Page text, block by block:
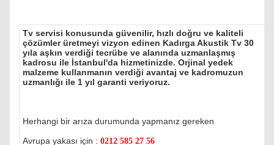
Tv servisi konusunda güvenilir, hızlı doğru ve kaliteli
çözümler üretmeyi vizyon edinen Kadırga Akustik Tv 30
yıla aşkın verdiği tecrübe ve alanında uzmanlaşmış
kadrosu ile İstanbul'da hizmetinizde. Orjinal yedek
malzeme kullanmanın verdiği avantaj ve kadromuzun
uzmanlığı ile 1 yıl garanti veriyoruz.
Herhangi bir arıza durumunda yapmanız gereken
Avrupa yakası için : 0212 585 27 56